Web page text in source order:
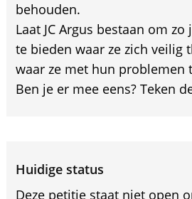
behouden.
Laat JC Argus bestaan om
te bieden waar ze zich veilig
waar ze met hun problemen
Ben je er mee eens? Teken
Huidige status
Deze petitie staat niet open